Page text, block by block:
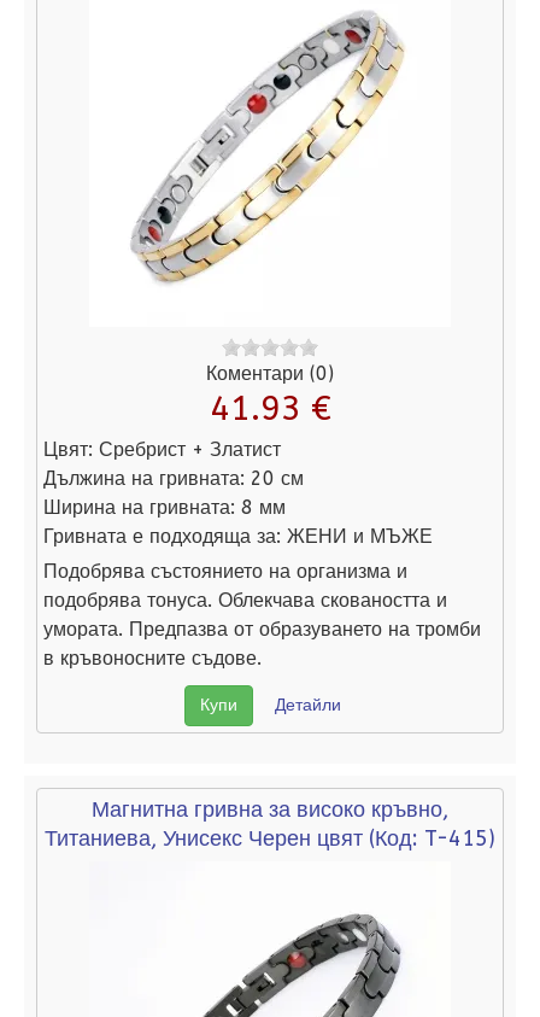
Коментари (0)
41.93 €
Цвят: Сребрист + Златист
Дължина на гривната: 20 см
Ширина на гривната: 8 мм
Гривната е подходяща за: ЖЕНИ и МЪЖЕ
Подобрява състоянието на организма и
подобрява тонуса. Облекчава сковаността и
умората. Предпазва от образуването на тромби
в кръвоносните съдове.
Купи Детайли
Магнитна гривна за високо кръвно,
Титаниева, Унисекс Черен цвят (Код: T-415)